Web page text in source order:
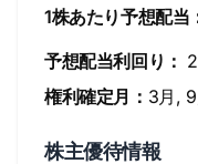
1株あたり予想配当
予想配当利回り：
権利確定月： 3月,
株主優待情報